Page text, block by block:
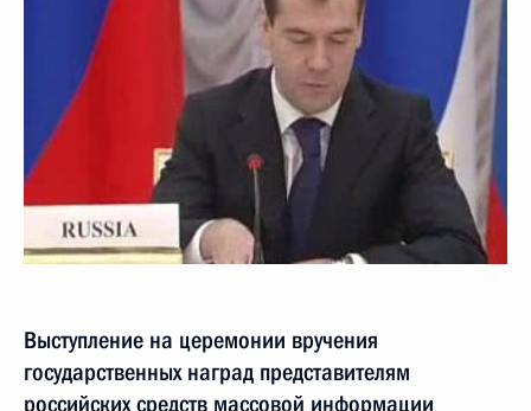
Выступление на церемонии вручения
государственных наград представителям
российских средств массовой информации